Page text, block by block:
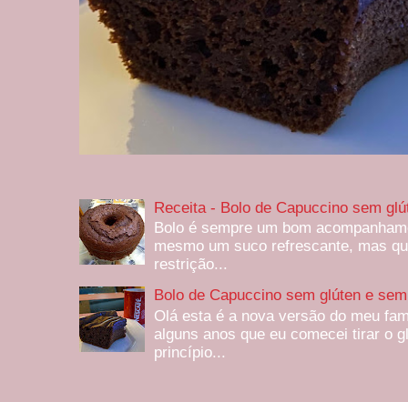
Receita - Bolo de Capuccino sem
Bolo é sempre um bom
mesmo um suco refrescante, mas
restrição...
Bolo de Capuccino sem glúten e
Olá esta é a nova versão do meu
alguns anos que eu comecei tirar o
princípio...